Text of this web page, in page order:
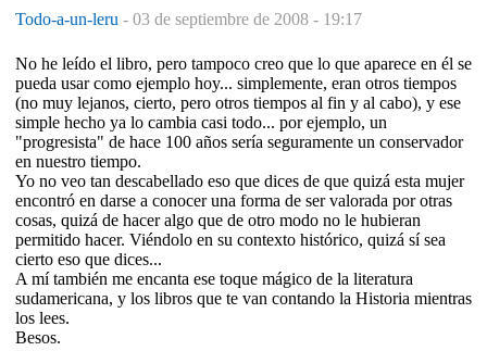
Todo-a-un-leru - 03 de septiembre de 2008 - 19:17
No he leído el libro, pero tampoco creo que lo que aparece en él se
pueda usar como ejemplo hoy... simplemente, eran otros tiempos
(no muy lejanos, cierto, pero otros tiempos al fin y al cabo), y ese
simple hecho ya lo cambia casi todo... por ejemplo, un
"progresista" de hace 100 años sería seguramente un conservador
en nuestro tiempo.
Yo no veo tan descabellado eso que dices de que quizá esta mujer
encontró en darse a conocer una forma de ser valorada por otras
cosas, quizá de hacer algo que de otro modo no le hubieran
permitido hacer. Viéndolo en su contexto histórico, quizá sí sea
cierto eso que dices...
A mí también me encanta ese toque mágico de la literatura
sudamericana, y los libros que te van contando la Historia mientras
los lees.
Besos.